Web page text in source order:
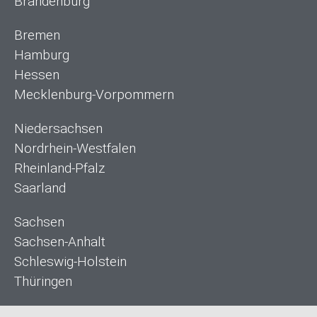
Bremen
Hamburg
Hessen
Mecklenburg-Vorpommern
Niedersachsen
Nordrhein-Westfalen
Rheinland-Pfalz
Saarland
Sachsen
Sachsen-Anhalt
Schleswig-Holstein
Thüringen